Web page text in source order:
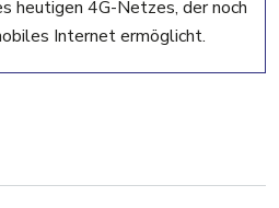
heutigen 4G-Netzes, der noch
Internet ermöglicht.